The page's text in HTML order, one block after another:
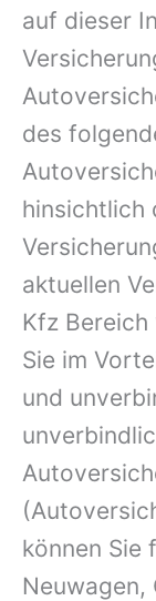
auf dieser
des
hinsichtlich
aktuellen
Kfz
Sie im
und
können Sie